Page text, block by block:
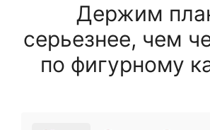
Держим
серьезнее, чем
по фигурному